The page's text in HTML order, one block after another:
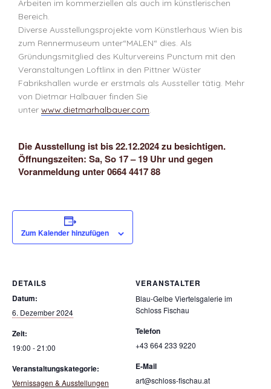
Arbeiten im kommerziellen als auch im künstlerischen
Bereich.
Diverse Ausstellungsprojekte vom Künstlerhaus Wien bis
zum Rennermuseum unter“MALEN“ dies. Als
Gründungsmitglied des Kulturvereins Punctum mit den
Veranstaltungen Loftlinx in den Pittner Wüster
Fabrikshallen wurde er erstmals als Aussteller tätig. Mehr
von Dietmar Halbauer finden Sie
unter www.dietmarhalbauer.com.
Die Ausstellung ist bis 22.12.2024 zu besichtigen.
Öffnungszeiten: Sa, So 17 – 19 Uhr und gegen
Voranmeldung unter 0664 4417 88
Zum Kalender hinzufügen
DETAILS
Datum:
6. Dezember 2024
Zeit:
19:00 - 21:00
Veranstaltungskategorie:
Vernissagen & Ausstellungen
VERANSTALTER
Blau-Gelbe Viertelsgalerie im
Schloss Fischau
Telefon
+43 664 233 9220
E-Mail
art@schloss-fischau.at